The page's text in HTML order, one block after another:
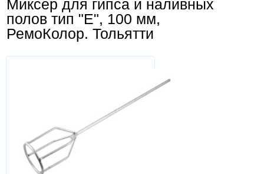
Миксер для гипса и наливных
полов тип "E", 100 мм,
РемоКолор. Тольятти